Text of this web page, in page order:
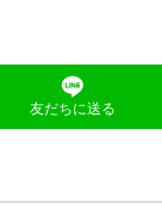
友だちに送る